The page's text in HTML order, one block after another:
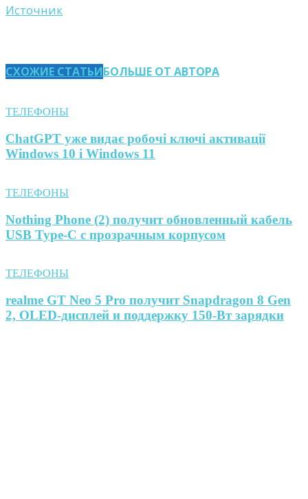
Источник
СХОЖИЕ СТАТЬИБОЛЬШЕ ОТ АВТОРА
ТЕЛЕФОНЫ
ChatGPT уже видає робочі ключі активації
Windows 10 і Windows 11
ТЕЛЕФОНЫ
Nothing Phone (2) получит обновленный кабель
USB Type-C с прозрачным корпусом
ТЕЛЕФОНЫ
realme GT Neo 5 Pro получит Snapdragon 8 Gen
2, OLED-дисплей и поддержку 150-Вт зарядки